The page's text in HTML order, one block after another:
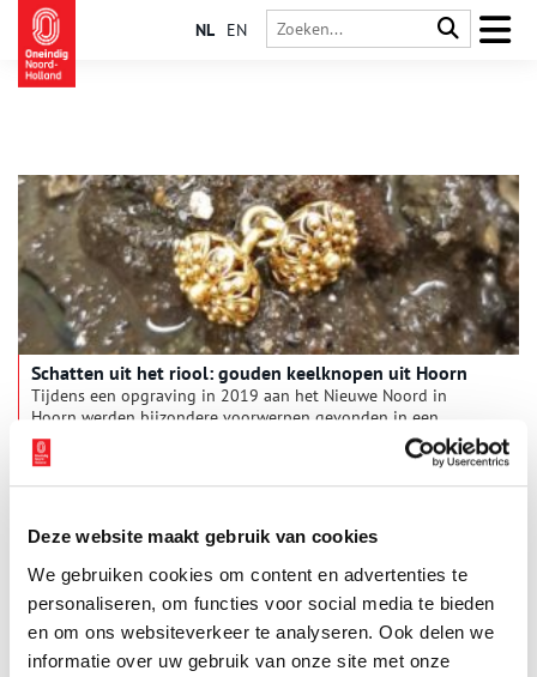
Deze website maakt gebruik van cookies
We gebruiken cookies om content en advertenties te
personaliseren, om functies voor social media te bieden
en om ons websiteverkeer te analyseren. Ook delen we
informatie over uw gebruik van onze site met onze
NL EN
Schatten uit het riool: gouden keelknopen uit Hoorn
Tijdens een opgraving in 2019 aan het Nieuwe Noord in
Hoorn werden bijzondere voorwerpen gevonden in een
zeventiende eeuws riool. Tijdens het zeven vond een
vrijwilliger van Archeologie West-Friesland zelfs een paar
gouden keelknopen!